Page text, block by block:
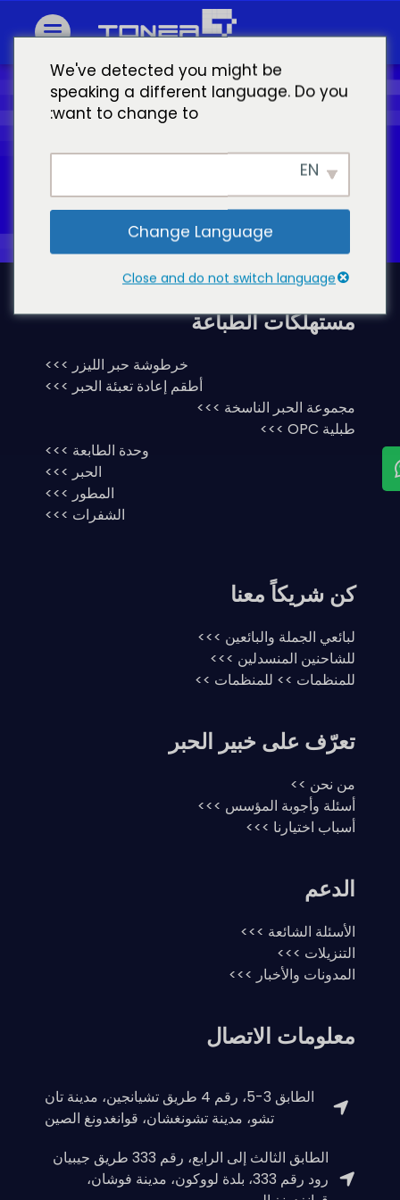
اطبع طريقك إلى النجاح مع حبر ماستر
اليوم!
طلب عرض الأسعار
مستهلكات الطباعة
خرطوشة حبر الليزر >>>
أطقم إعادة تعبئة الحبر >>>
مجموعة الحبر الناسخة >>>
طبلية OPC >>>
وحدة الطابعة >>>
الحبر >>>
المطور >>>
الشفرات >>>
كن شريكاً معنا
لبائعي الجملة والبائعين >>>
للشاحنين المنسدلين >>>
للمنظمات >> للمنظمات >>
تعرّف على خبير الحبر
من نحن >>
أسئلة وأجوبة المؤسس >>>
أسباب اختيارنا >>>
الدعم
الأسئلة الشائعة >>>
التنزيلات >>>
المدونات والأخبار >>>
معلومات الاتصال
الطابق 3-5، رقم 4 طريق تشيانجين، مدينة تان
تشو، مدينة تشونغشان، قوانغدونغ الصين
الطابق الثالث إلى الرابع، رقم 333 طريق جيبيان
رود رقم 333، بلدة لووكون، مدينة فوشان،
We've detected you might be
speaking a different language. Do you
want to change to:
EN
Change Language
Close and do not switch language